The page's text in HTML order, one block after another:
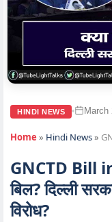
HINDI NEWS • March
Home » Hindi News»
GNCTD Bill
बिल? दिल्ली
विरोध?